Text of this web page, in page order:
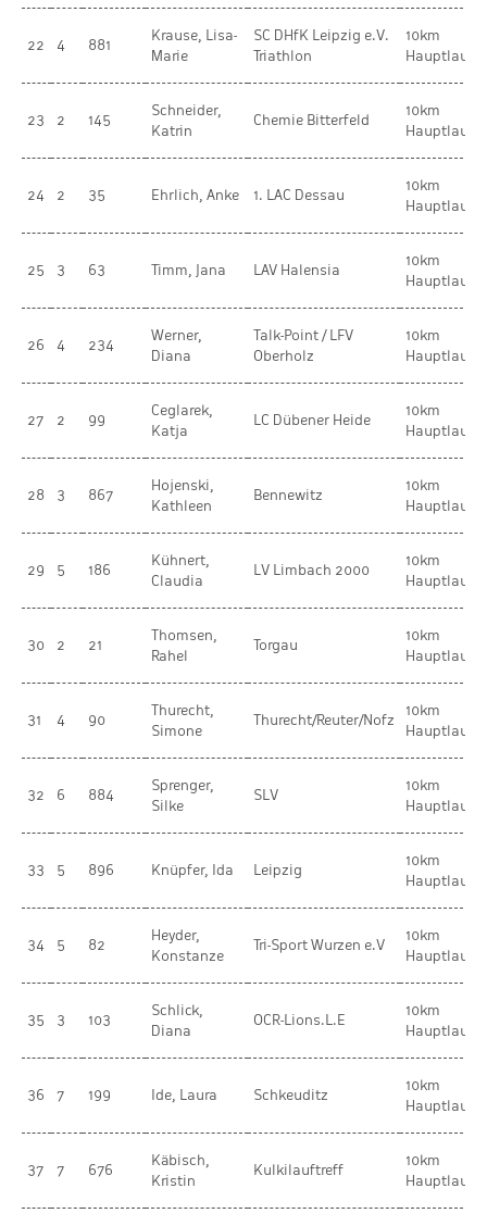
22 4 881
Krause, Lisa-
Marie
SC DHfK Leipzig e.V.
Triathlon
10km
Hauptlauf
23 2 145
Schneider,
Katrin
Chemie Bitterfeld
10km
Hauptlauf
24 2 35 Ehrlich, Anke 1. LAC Dessau
10km
Hauptlauf
25 3 63 Timm, Jana LAV Halensia
10km
Hauptlauf
26 4 234
Werner,
Diana
Talk-Point / LFV
Oberholz
10km
Hauptlauf
27 2 99
Ceglarek,
Katja
LC Dübener Heide
10km
Hauptlauf
28 3 867
Hojenski,
Kathleen
Bennewitz
10km
Hauptlauf
29 5 186
Kühnert,
Claudia
LV Limbach 2000
10km
Hauptlauf
30 2 21
Thomsen,
Rahel
Torgau
10km
Hauptlauf
31 4 90
Thurecht,
Simone
Thurecht/Reuter/Nofz
10km
Hauptlauf
32 6 884
Sprenger,
Silke
SLV
10km
Hauptlauf
33 5 896 Knüpfer, Ida Leipzig
10km
Hauptlauf
34 5 82
Heyder,
Konstanze
Tri-Sport Wurzen e.V
10km
Hauptlauf
35 3 103
Schlick,
Diana
OCR-Lions.L.E
10km
Hauptlauf
36 7 199 Ide, Laura Schkeuditz
10km
Hauptlauf
37 7 676
Käbisch,
Kristin
Kulkilauftreff
10km
Hauptlauf